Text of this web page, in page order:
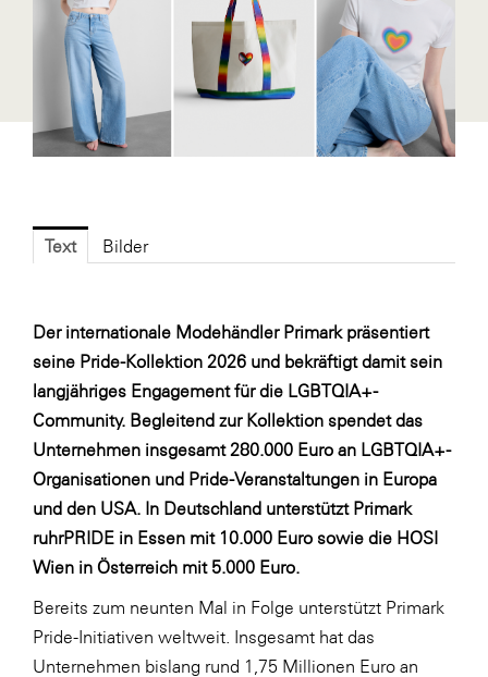
Fressnapf
FRoSTA
FV Energierohstoff & Kraftstoff
Gardena
Bauvereinigungen
Getzner Werkstoffe
ikp
Johnson & Johnson
JELD-WEN DANA
kosaplaner
LAT Nitrogen
Libro
Lidl Österreich
Die Menü-Manufaktur
MTH Retail Group
Text Bilder
Der internationale Modehändler Primark präsentiert
seine Pride-Kollektion 2026 und bekräftigt damit sein
langjähriges Engagement für die LGBTQIA+-
Community. Begleitend zur Kollektion spendet das
Unternehmen insgesamt 280.000 Euro an LGBTQIA+-
Organisationen und Pride-Veranstaltungen in Europa
und den USA. In Deutschland unterstützt Primark
ruhrPRIDE in Essen mit 10.000 Euro sowie die HOSI
Wien in Österreich mit 5.000 Euro.
Bereits zum neunten Mal in Folge unterstützt Primark
Pride-Initiativen weltweit. Insgesamt hat das
Unternehmen bislang rund 1,75 Millionen Euro an